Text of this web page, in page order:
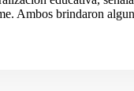
Ambos brindaron